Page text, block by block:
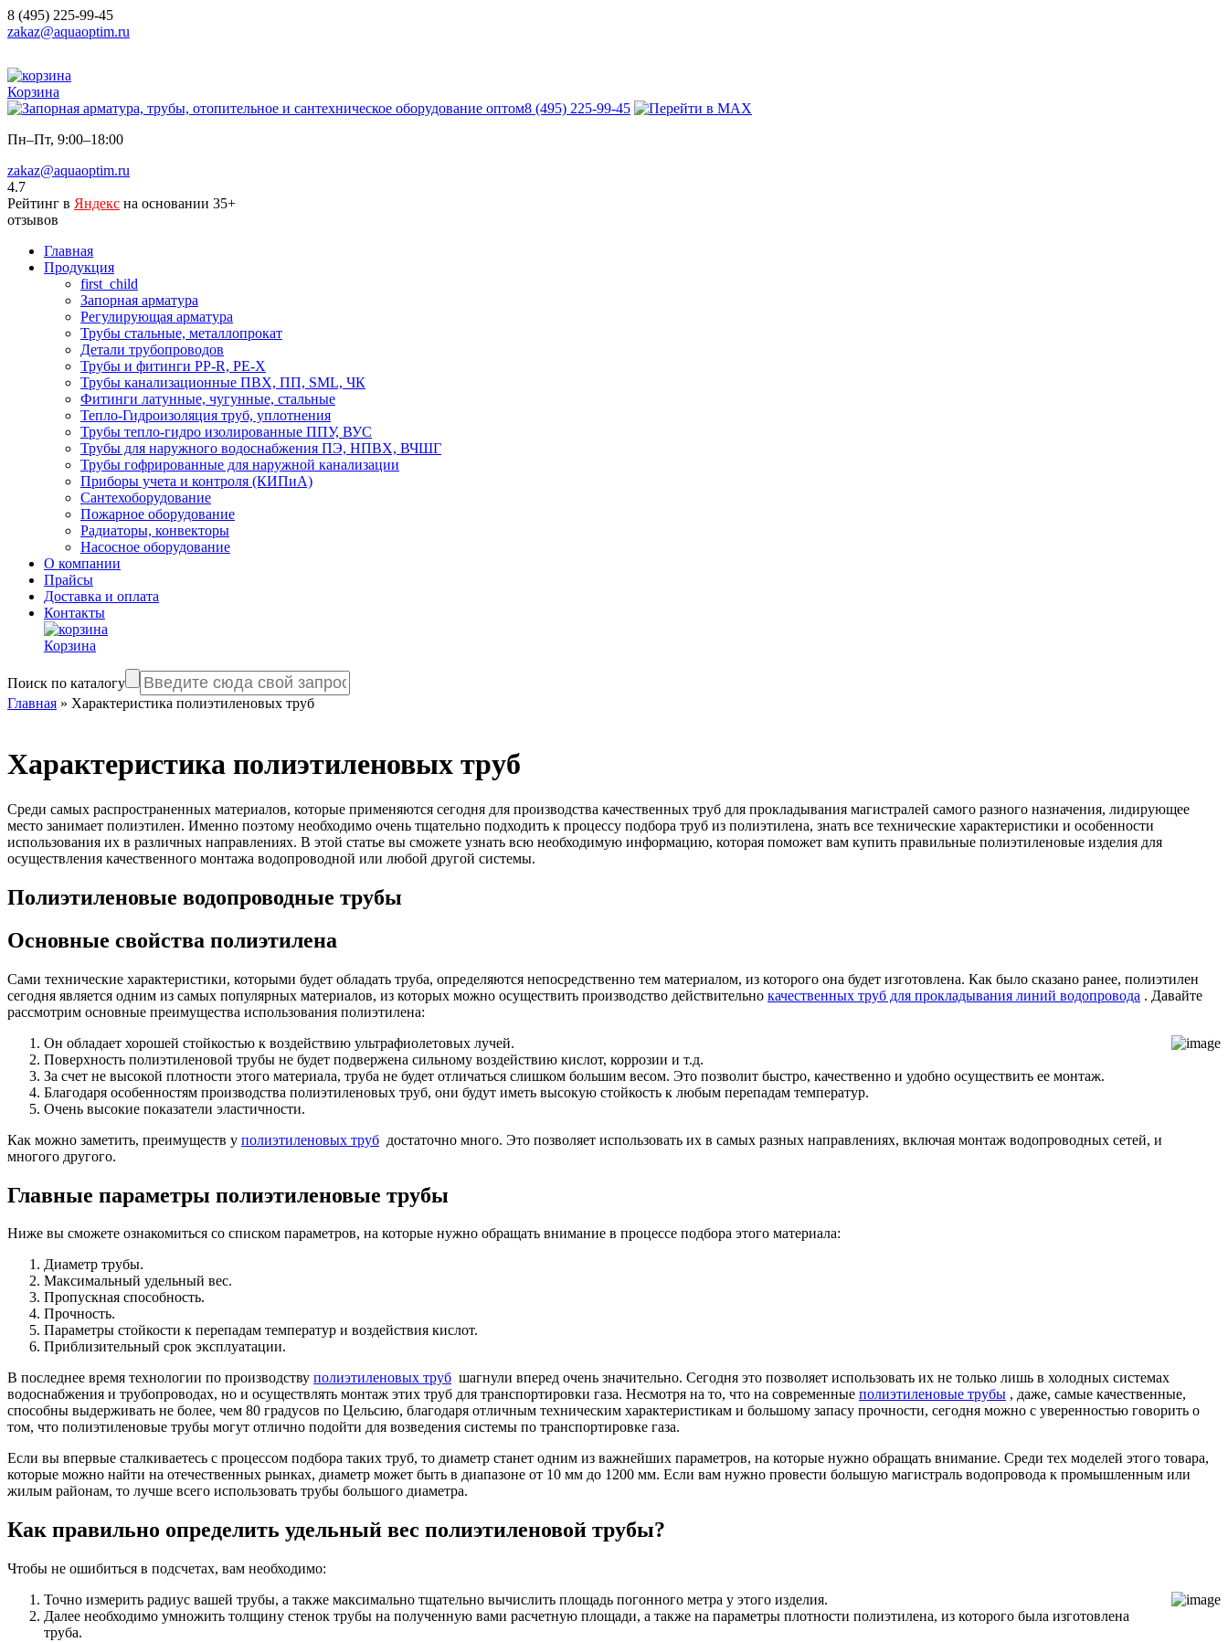
8 (495) 225-99-45
zakaz@aquaoptim.ru
Корзина
8 (495) 225-99-45
Пн–Пт, 9:00–18:00
zakaz@aquaoptim.ru
4.7
Рейтинг в Яндекс на основании 35+
отзывов
Главная
Продукция
first_child
Запорная арматура
Регулирующая арматура
Трубы стальные, металлопрокат
Детали трубопроводов
Трубы и фитинги PP-R, PE-X
Трубы канализационные ПВХ, ПП, SML, ЧК
Фитинги латунные, чугунные, стальные
Тепло-Гидроизоляция труб, уплотнения
Трубы тепло-гидро изолированные ППУ, ВУС
Трубы для наружного водоснабжения ПЭ, НПВХ, ВЧШГ
Трубы гофрированные для наружной канализации
Приборы учета и контроля (КИПиА)
Сантехоборудование
Пожарное оборудование
Радиаторы, конвекторы
Насосное оборудование
О компании
Прайсы
Доставка и оплата
Контакты
Корзина
Поиск по каталогу
Главная » Характеристика полиэтиленовых труб
Характеристика полиэтиленовых труб
Среди самых распространенных материалов, которые применяются сегодня для производства качественных труб для прокладывания магистралей самого разного назначения, лидирующее
место занимает полиэтилен. Именно поэтому необходимо очень тщательно подходить к процессу подбора труб из полиэтилена, знать все технические характеристики и особенности
использования их в различных направлениях. В этой статье вы сможете узнать всю необходимую информацию, которая поможет вам купить правильные полиэтиленовые изделия для
осуществления качественного монтажа водопроводной или любой другой системы.
Полиэтиленовые водопроводные трубы
Основные свойства полиэтилена
Сами технические характеристики, которыми будет обладать труба, определяются непосредственно тем материалом, из которого она будет изготовлена. Как было сказано ранее, полиэтилен
сегодня является одним из самых популярных материалов, из которых можно осуществить производство действительно качественных труб для прокладывания линий водопровода . Давайте
рассмотрим основные преимущества использования полиэтилена:
Он обладает хорошей стойкостью к воздействию ультрафиолетовых лучей.
Поверхность полиэтиленовой трубы не будет подвержена сильному воздействию кислот, коррозии и т.д.
За счет не высокой плотности этого материала, труба не будет отличаться слишком большим весом. Это позволит быстро, качественно и удобно осуществить ее монтаж.
Благодаря особенностям производства полиэтиленовых труб, они будут иметь высокую стойкость к любым перепадам температур.
Очень высокие показатели эластичности.
Как можно заметить, преимуществ у полиэтиленовых труб достаточно много. Это позволяет использовать их в самых разных направлениях, включая монтаж водопроводных сетей, и
многого другого.
Главные параметры полиэтиленовые трубы
Ниже вы сможете ознакомиться со списком параметров, на которые нужно обращать внимание в процессе подбора этого материала:
Диаметр трубы.
Максимальный удельный вес.
Пропускная способность.
Прочность.
Параметры стойкости к перепадам температур и воздействия кислот.
Приблизительный срок эксплуатации.
В последнее время технологии по производству полиэтиленовых труб шагнули вперед очень значительно. Сегодня это позволяет использовать их не только лишь в холодных системах
водоснабжения и трубопроводах, но и осуществлять монтаж этих труб для транспортировки газа. Несмотря на то, что на современные полиэтиленовые трубы , даже, самые качественные,
способны выдерживать не более, чем 80 градусов по Цельсию, благодаря отличным техническим характеристикам и большому запасу прочности, сегодня можно с уверенностью говорить о
том, что полиэтиленовые трубы могут отлично подойти для возведения системы по транспортировке газа.
Если вы впервые сталкиваетесь с процессом подбора таких труб, то диаметр станет одним из важнейших параметров, на которые нужно обращать внимание. Среди тех моделей этого товара,
которые можно найти на отечественных рынках, диаметр может быть в диапазоне от 10 мм до 1200 мм. Если вам нужно провести большую магистраль водопровода к промышленным или
жилым районам, то лучше всего использовать трубы большого диаметра.
Как правильно определить удельный вес полиэтиленовой трубы?
Чтобы не ошибиться в подсчетах, вам необходимо:
Точно измерить радиус вашей трубы, а также максимально тщательно вычислить площадь погонного метра у этого изделия.
Далее необходимо умножить толщину стенок трубы на полученную вами расчетную площади, а также на параметры плотности полиэтилена, из которого была изготовлена
труба.